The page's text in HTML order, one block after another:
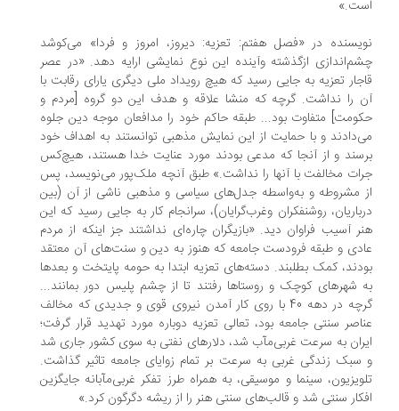
در «فصل هفتم: تعزیه: دیروز، امروز و فردا» می‌کوشد
ازگذشته وآینده این نوع نمایشی ارایه دهد. «در عصر
تعزیه به جایی رسید که هیچ رویداد ملی دیگری یارای رقابت با
را نداشت. گرچه که منشا علاقه و هدف این دو گروه [مردم و
متفاوت بود... طبقه حاکم خود را مدافعان موجه دین جلوه
و با حمایت از این نمایش مذهبی توانستند به اهداف خود
و از آنجا که مدعی بودند مورد عنایت خدا هستند، هیچ‌کس
مخالفت با آنها را نداشت.» طبق آنچه ملک‌پور می‌نویسد، ‌پس
مشروطه و به‌واسطه جدل‌های سیاسی و مذهبی ناشی از آن (بین
روشنفکران وغرب‌گرایان)، سرانجام کار به جایی رسید که این
آسیب فراوان دید. «بازیگران چاره‌ای نداشتند جز اینکه از مردم
و طبقه فرودست جامعه‌ که هنوز به دین و سنت‌های آن معتقد
کمک بطلبند. دسته‌های تعزیه ابتدا به حومه پایتخت و بعدها
شهرهای کوچک و روستاها رفتند تا از چشم پلیس دور بمانند...
گرچه در دهه 40 با روی کار آمدن نیروی قوی و جدیدی که مخالف
سنتی جامعه بود، تعالی تعزیه دوباره مورد تهدید قرار گرفت؛
به سرعت غربی‌مآب شد، دلارهای نفتی به سوی کشور جاری شد
زندگی غربی به سرعت بر تمام زوایای جامعه تاثیر گذاشت.
سینما و موسیقی، ‌به همراه طرز تفکر غربی‌مآبانه جایگزین
سنتی شد و قالب‌های سنتی هنر را از ریشه دگرگون کرد.»